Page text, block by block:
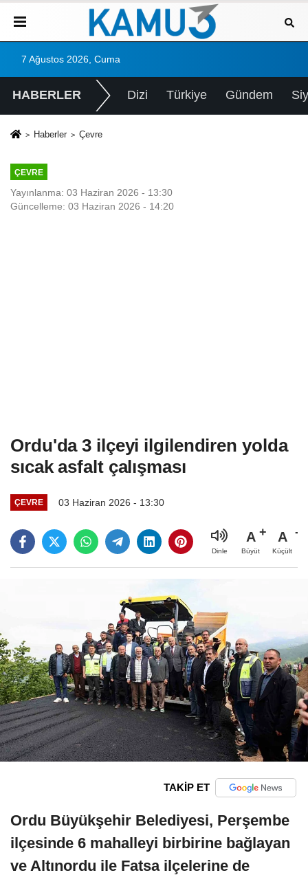
7 Ağustos 2026, Cuma
HABERLER Dizi Türkiye Gündem
Haberler Çevre
ÇEVRE
Yayınlanma: 03 Haziran 2026 - 13:30
Güncelleme: 03 Haziran 2026 - 14:20
Ordu'da 3 ilçeyi ilgilendiren yolda
sıcak asfalt çalışması
ÇEVRE 03 Haziran 2026 - 13:30
Dinle
A
Büyüt
A
Küçült
TAKİP ET
Ordu Büyükşehir Belediyesi, Perşembe
ilçesinde 6 mahalleyi birbirine bağlayan
ve Altınordu ile Fatsa ilçelerine de